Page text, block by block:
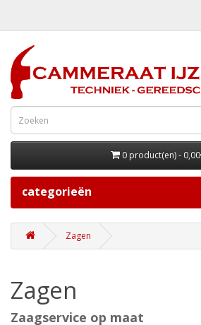
0 product(en) -
categorieën
Zagen
Zagen
Zaagservice op maat